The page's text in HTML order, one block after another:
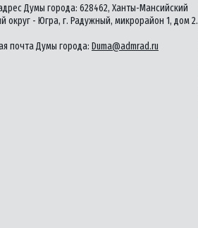
Думы города: 628462, Ханты-Мансийский
округ - Югра, г. Радужный, микрорайон 1, дом 2.
почта Думы города: Duma@admrad.ru